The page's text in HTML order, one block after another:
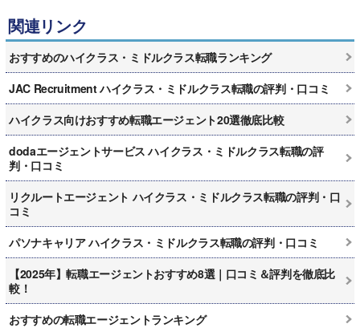
関連リンク
おすすめのハイクラス・ミドルクラス転職ランキング
JAC Recruitment ハイクラス・ミドルクラス転職の評判・口コミ
ハイクラス向けおすすめ転職エージェント20選徹底比較
dodaエージェントサービス ハイクラス・ミドルクラス転職の評
判・口コミ
リクルートエージェント ハイクラス・ミドルクラス転職の評判・口
コミ
パソナキャリア ハイクラス・ミドルクラス転職の評判・口コミ
【2025年】転職エージェントおすすめ8選｜口コミ＆評判を徹底比
較！
おすすめの転職エージェントランキング